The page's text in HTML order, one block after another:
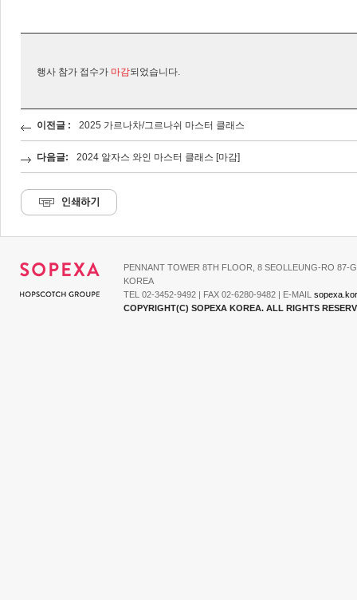
행사 참가 접수가 마감되었습니다.
이전글 : 2025 가르나차/그르나쉬 마스터 클래스
다음글: 2024 알자스 와인 마스터 클래스 [마감]
PENNANT TOWER 8TH FLOOR, 8 SEOLLEUNG-RO 87-
KOREA
TEL 02-3452-9492 | FAX 02-6280-9482 | E-MAIL
COPYRIGHT(C) SOPEXA KOREA. ALL RIGHTS